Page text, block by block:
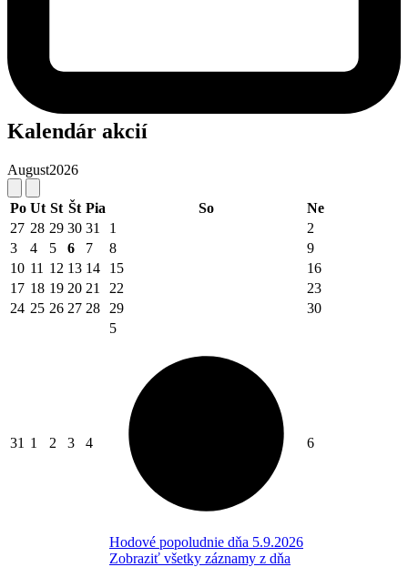
Kalendár akcií
August2026
Po Ut St Št Pia So
Ne
27 28 29 30 31 1
2
3
4 5 6 7 8
9
10 11 12 13 14 15
16
17 18 19 20 21 22
23
24 25 26 27 28 29 30
31 1 2 3 4
5
Hodové popoludnie dňa 5.9.2026
Zobraziť všetky záznamy z dňa
6